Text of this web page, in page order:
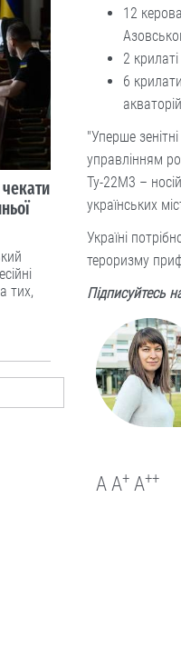
12
2
6
"Уперше
управлінням
Ту-22М3 –
українських
Україні
тероризму
Підписуйтесь
A A+ A++
чекати
тих,